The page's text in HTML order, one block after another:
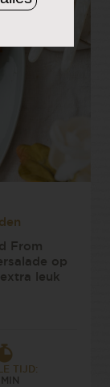
From
op
leuk
TIJD: